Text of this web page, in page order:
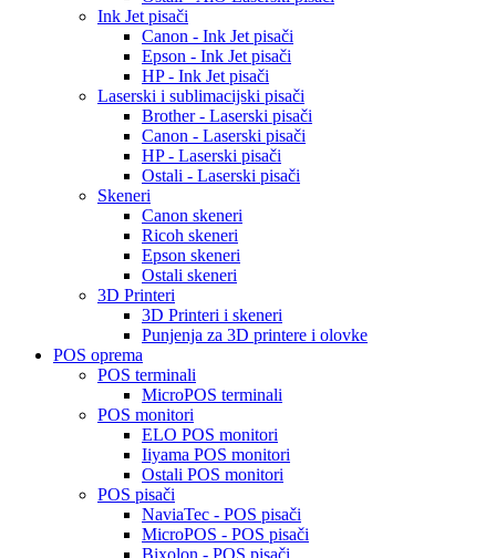
Ink Jet pisači
Canon - Ink Jet pisači
Epson - Ink Jet pisači
HP - Ink Jet pisači
Laserski i sublimacijski pisači
Brother - Laserski pisači
Canon - Laserski pisači
HP - Laserski pisači
Ostali - Laserski pisači
Skeneri
Canon skeneri
Ricoh skeneri
Epson skeneri
Ostali skeneri
3D Printeri
3D Printeri i skeneri
Punjenja za 3D printere i olovke
POS oprema
POS terminali
MicroPOS terminali
POS monitori
ELO POS monitori
Iiyama POS monitori
Ostali POS monitori
POS pisači
NaviaTec - POS pisači
MicroPOS - POS pisači
Bixolon - POS pisači